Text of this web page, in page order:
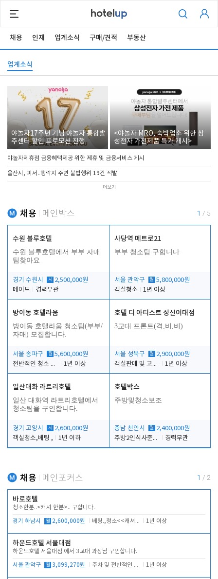
채용 인재 업계소식 구매/견적 부동산
업계소식
야놀자17주년 기념 야놀자 통합발
주센터 할인 프로모션 진행
<야놀자 MRO, 숙박업소 위한 삼
성전자 가전제품 특가 개시>
야놀자제휴점 금융혜택제공 위한 제휴 및 금융서비스 게시
울산시, 피서․행락지 주변 불법행위 19건 적발
더보기
채용 메인박스 1 / 5
수원 블루호텔
수원 블루호텔에서 부부 자매
팀찾아요
경기 수원시 시
2,500,000원
메이드
경력무관
사당역 메트로21
부부 청소팀 구합니다
서울 관악구 월 5,800,000원
객실청소
1년 이상
방이동 호텔라움
방이동 호텔라움 청소팀(부부/
자매) 모집합니다.
서울 송파구 월 5,600,000원
전반적인 청소 업무(객실청소.객실정리)
1년 이상
호텔 디 아티스트 성신여대점
3교대 프론트(격,비,비)
서울 성북구 월 2,900,000원
객실판매 및 고객응대
1년 이상
일산대화 라트리호텔
일산 대화역 라트리호텔에서
청소팀을 구인합니다.
경기 고양시 시
2,600,000원
객실청소,베팅 ,
1년 이하
호텔박스
주방및청소보조
충남 천안시 월 2,400,000원
주방2인식사준비및청소린렌보조
경력무관
채용 메인포커스 1 / 2
바로호텔
청소한분..<캐셔 한분>.. 구합니다.
경기 하남시 월 2,600,000원 베팅.,청소<<캐셔 모셔봅니다. 1년 이상
하운드호텔 서울대점
하운드호텔 서울대점 에서 3교대 과장님 구인합니다.
서울 관악구 월 3,099,270원 주차 및 전반적인 당번업무 1년 이상